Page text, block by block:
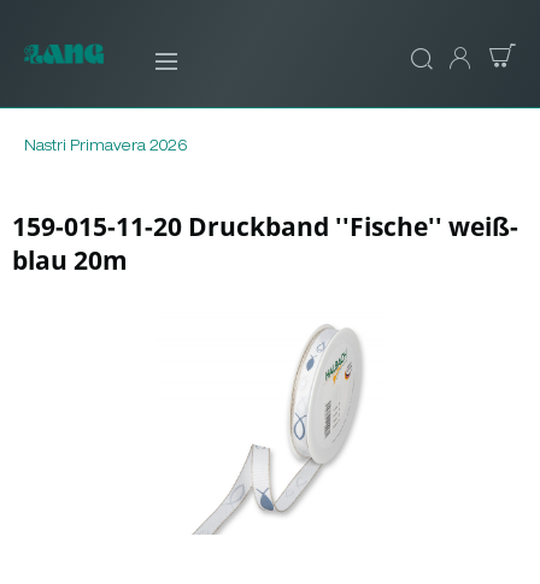
Nastri Primavera 2026
159-015-11-20 Druckband ''Fische'' weiß-
blau 20m